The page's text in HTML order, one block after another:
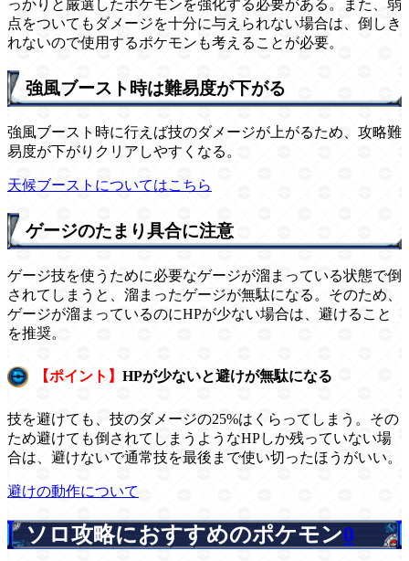
っかりと厳選したポケモンを強化する必要がある。また、弱
点をついてもダメージを十分に与えられない場合は、倒しき
れないので使用するポケモンも考えることが必要。
強風ブースト時は難易度が下がる
強風ブースト時に行えば技のダメージが上がるため、攻略難
易度が下がりクリアしやすくなる。
天候ブーストについてはこちら
ゲージのたまり具合に注意
ゲージ技を使うために必要なゲージが溜まっている状態で倒
されてしまうと、溜まったゲージが無駄になる。そのため、
ゲージが溜まっているのにHPが少ない場合は、避けること
を推奨。
【ポイント】 HPが少ないと避けが無駄になる
技を避けても、技のダメージの25%はくらってしまう。その
ため避けても倒されてしまうようなHPしか残っていない場
合は、避けないで通常技を最後まで使い切ったほうがいい。
避けの動作について
ソロ攻略におすすめのポケモン0